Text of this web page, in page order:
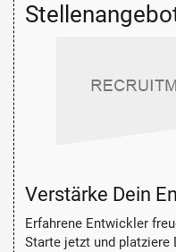
Verstärke Dein
Erfahrene Entwickler
Starte jetzt und platziere